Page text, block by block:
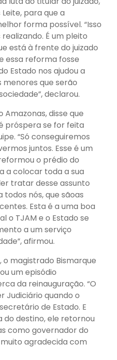
para que a
forma possível. “Isso
É um pleito
está à frente do juizado
essa reforma fosse
Estado nos ajudou a
que serão
declarou.
disse que
próspera se for feita
“Só conseguiremos
juntos. Esse é um
o prédio do
a colocar toda a sua
tratar desse assunto
nós, que sãoas
Esta é a uma boa
o TJAM e o Estado se
a um serviço
afirmou.
o magistrado Bismarque
um episódio
da reinauguração. “O
Judiciário quando o
de Estado. E
do destino, ele retornou
como governador do
agradecida com